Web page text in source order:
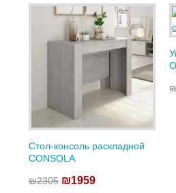
Стол-консоль раскладной
CONSOLA
₪2305 ₪1959